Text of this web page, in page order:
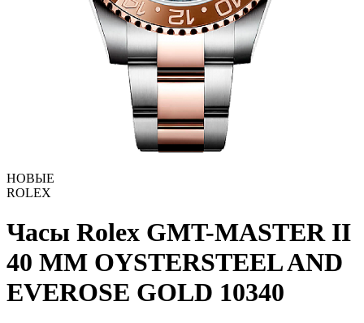
НОВЫЕ
ROLEX
Часы Rolex GMT-MASTER II
40 MM OYSTERSTEEL AND
EVEROSE GOLD 10340